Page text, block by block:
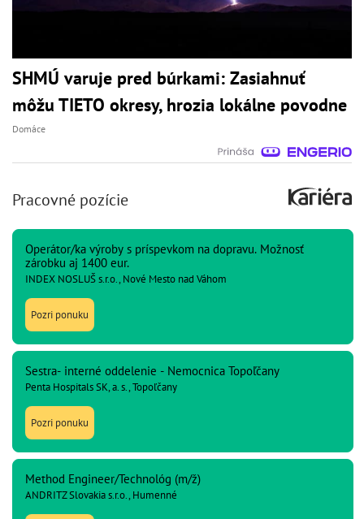
SHMÚ varuje pred búrkami: Zasiahnuť
môžu TIETO okresy, hrozia lokálne povodne
Domáce
Pracovné pozície
Operátor/ka výroby s príspevkom na dopravu. Možnosť
zárobku aj 1400 eur.
INDEX NOSLUŠ s.r.o., Nové Mesto nad Váhom
Pozri ponuku
Sestra- interné oddelenie - Nemocnica Topoľčany
Penta Hospitals SK, a. s., Topoľčany
Pozri ponuku
Method Engineer/Technológ (m/ž)
ANDRITZ Slovakia s.r.o., Humenné